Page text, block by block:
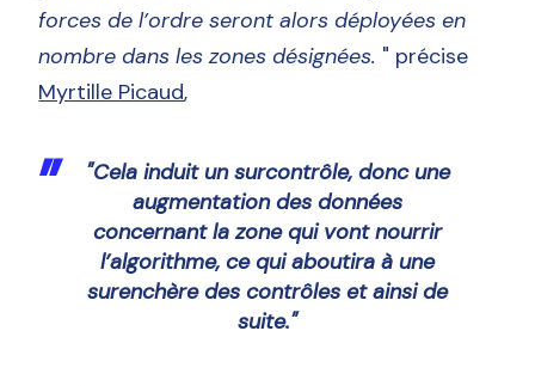
forces de l’ordre seront alors déployées en
nombre dans les zones désignées. " précise
Myrtille Picaud,
"Cela induit un surcontrôle, donc une
augmentation des données
concernant la zone qui vont nourrir
l’algorithme, ce qui aboutira à une
surenchère des contrôles et ainsi de
suite."